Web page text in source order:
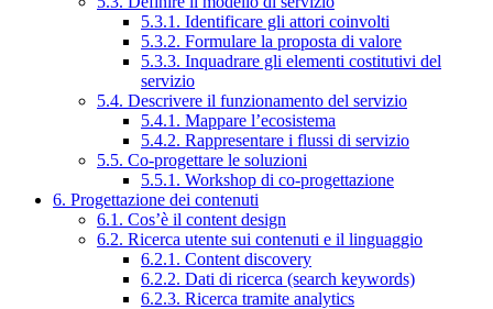
5.3.1. Identificare gli attori coinvolti
5.3.2. Formulare la proposta di valore
5.3.3. Inquadrare gli elementi costitutivi del
servizio
5.4. Descrivere il funzionamento del servizio
5.4.1. Mappare l’ecosistema
5.4.2. Rappresentare i flussi di servizio
5.5. Co-progettare le soluzioni
5.5.1. Workshop di co-progettazione
6. Progettazione dei contenuti
6.1. Cos’è il content design
6.2. Ricerca utente sui contenuti e il linguaggio
6.2.1. Content discovery
6.2.2. Dati di ricerca (search keywords)
6.2.3. Ricerca tramite analytics